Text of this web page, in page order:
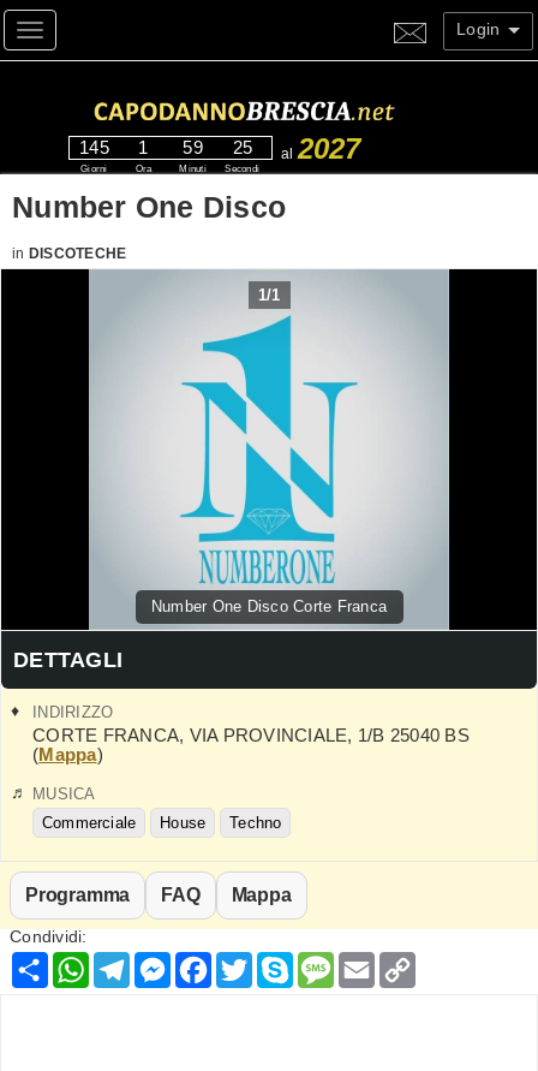
Toggle navigation Login
145
Giorni
1
Ora
59
Minuti
24
Secondi
al 2027
Number One Disco
in DISCOTECHE
1/1
Number One Disco Corte Franca
DETTAGLI
INDIRIZZO
CORTE FRANCA, VIA PROVINCIALE, 1/B 25040 BS
(Mappa)
MUSICA
Commerciale
House Techno
Programma FAQ Mappa
Condividi:
Condividi
WhatsApp
Telegram
Messenger
Facebook
TwitterSkypeMessage
Email